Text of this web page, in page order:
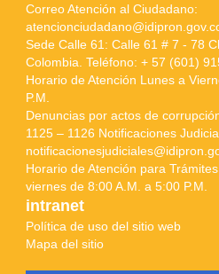
Correo Atención al Ciudadano:
Sede Calle 61: Calle 61 # 7 - 78
Colombia. Teléfono: + 57 (601)
Horario de Atención Lunes a
P.M.
Denuncias por actos de
1125 – 1126 Notificaciones
Horario de Atención para
viernes de 8:00 A.M. a 5:00 P.M.
intranet
Política de uso del sitio web
Mapa del sitio